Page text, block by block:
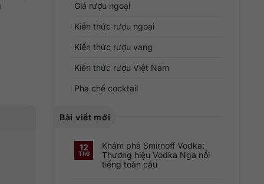
Giá rượu ngoại
Kiến thức rượu ngoại
Kiến thức rượu vang
Kiến thức rượu Việt Nam
Pha chế cocktail
Bài viết mới
12
Th6
Khám phá Smirnoff Vodka:
Thương hiệu Vodka Nga nổi
tiếng toàn cầu